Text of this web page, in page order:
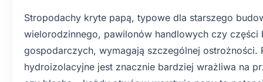
Stropodachy kryte papą, typowe dla starszego
wielorodzinnego, pawilonów handlowych czy części
gospodarczych, wymagają szczególnej ostrożności.
hydroizolacyjne jest znacznie bardziej wrażliwa na